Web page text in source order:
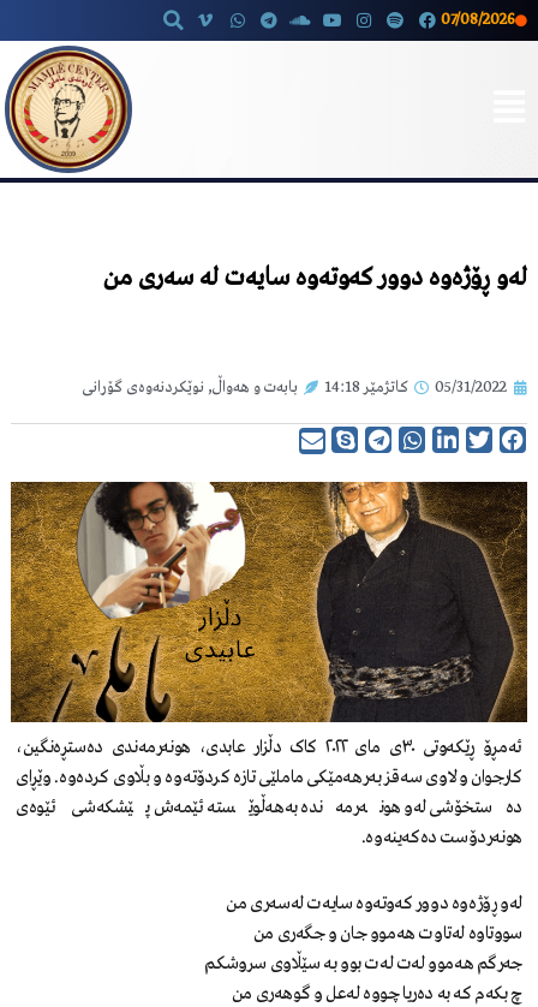
07/08/2026
لەو ڕۆژەوە دوور کەوتەوە سایەت لە سەری من
05/31/2022 کاتژمێر 14:18 بابەت و هەواڵ, نوێکردنەوەی گۆرانی
ئەمڕۆ ڕێکەوتی ٣٠ی مای ٢٠٢٢ کاک دڵزار عابدی، هونەرمەندی دەستڕەنگین،
کارجوان و لاوی سەقز بەرهەمێکی ماملێی تازە کردۆتەوە و بڵاوی کردەوە. وێڕای
دەستخۆشی لەو هونەرمەندە بەهەڵوێستە ئێمەش پێشکەشی ئێوەی
هونەردۆست دەکەینەوە.
لەو ڕۆژەوە دوور کەوتەوە سایەت لەسەری من
سووتاوە لەتاوت هەموو جان و جگەری من
جەرگم هەموو لەت لەت بوو بە سێڵاوی سروشکم
چ بکەم کە بە دەریا چووە لەعل و گوهەری من